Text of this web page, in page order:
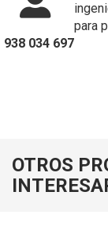
para
938 034 697
OTROS